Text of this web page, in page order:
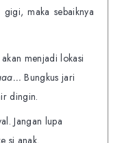
maka sebaiknya
menjadi lokasi
Bungkus jari
dingin.
Jangan lupa